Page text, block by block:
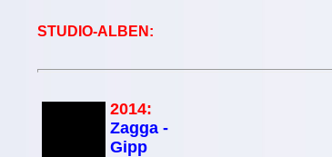
STUDIO-ALBEN:
2014:
Zagga -
Gipp